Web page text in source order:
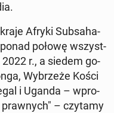
Afryki Sub­sa­ha­
połowę wszyst­
r., a siedem go­
Wy­brze­że Kości
i Uganda – wpro­
– czytamy